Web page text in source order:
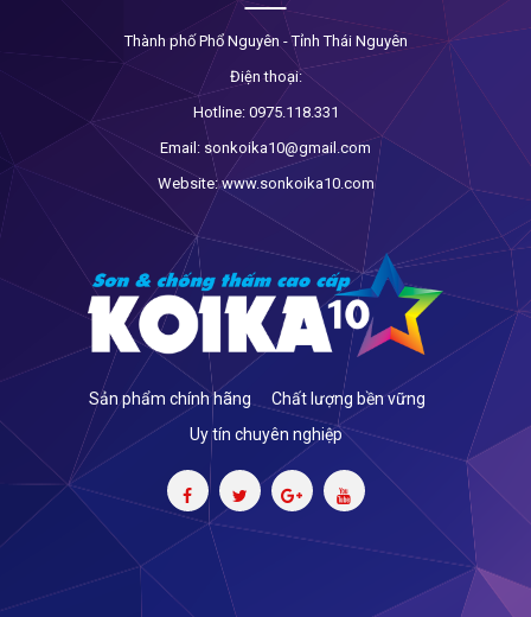
Thành phố Phổ Nguyên - Tỉnh Thái Nguyên
Điện thoại:
Hotline:0975.118.331
Email: sonkoika10@gmail.com
Website:www.sonkoika10.com
Sản phẩm chính hãng
Chất lượng bền vững
Uy tín chuyên nghiệp